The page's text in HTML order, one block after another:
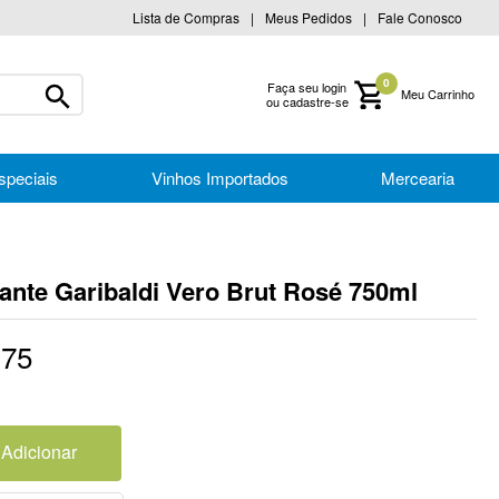
Lista de Compras Meus Pedidos Fale Conosco
Faça seu login
ou cadastre-se
0
Vinhos Importados Mercearia
Garibaldi Vero Brut Rosé 750ml
75
Adicionar